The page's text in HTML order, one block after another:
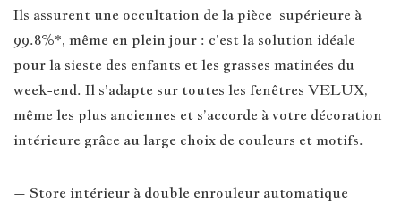
Ils assurent une occultation de la pièce supérieure à
99.8%*, même en plein jour : c’est la solution idéale
pour la sieste des enfants et les grasses matinées du
week-end. Il s’adapte sur toutes les fenêtres VELUX,
même les plus anciennes et s’accorde à votre décoration
intérieure grâce au large choix de couleurs et motifs.
– Store intérieur à double enrouleur automatique